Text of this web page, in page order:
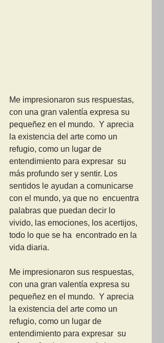
Me impresionaron sus respuestas,
con una gran valentía expresa su
pequeñez en el mundo.  Y aprecia
la existencia del arte como un
refugio, como un lugar de
entendimiento para expresar  su
más profundo ser y sentir. Los
sentidos le ayudan a comunicarse
con el mundo, ya que no  encuentra
palabras que puedan decir lo
vivido, las emociones, los acertijos,
todo lo que se ha  encontrado en la
vida diaria.
Me impresionaron sus respuestas,
con una gran valentía expresa su
pequeñez en el mundo.  Y aprecia
la existencia del arte como un
refugio, como un lugar de
entendimiento para expresar  su